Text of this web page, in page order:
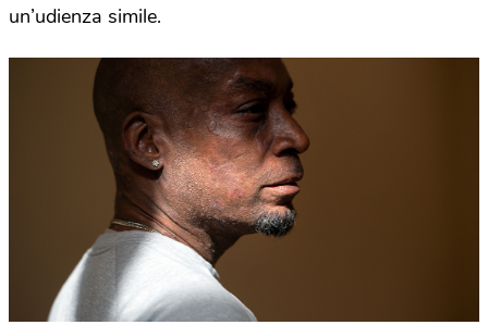
un’udienza simile.